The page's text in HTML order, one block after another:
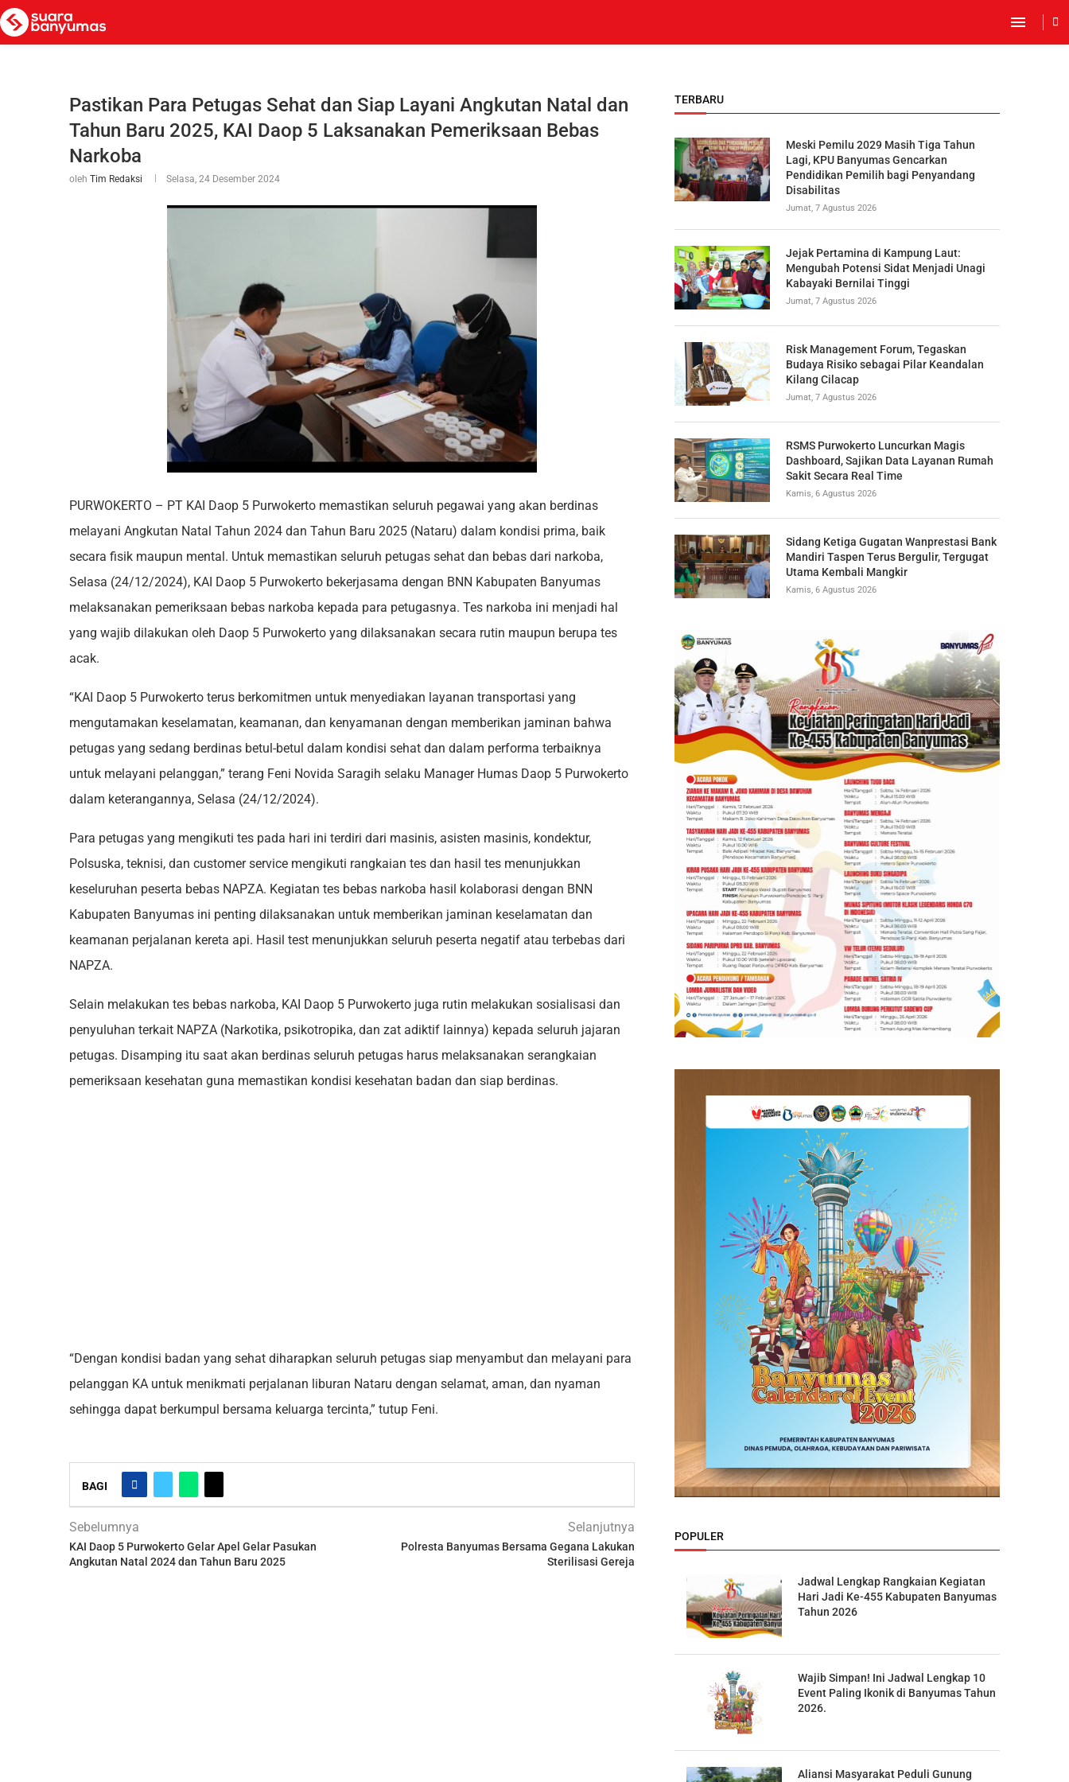
Pastikan Para Petugas Sehat dan Siap Layani Angkutan Natal dan
Tahun Baru 2025, KAI Daop 5 Laksanakan Pemeriksaan Bebas
Narkoba
oleh Tim Redaksi Selasa, 24 Desember 2024
PURWOKERTO – PT KAI Daop 5 Purwokerto memastikan seluruh pegawai yang akan berdinas
melayani Angkutan Natal Tahun 2024 dan Tahun Baru 2025 (Nataru) dalam kondisi prima, baik
secara fisik maupun mental. Untuk memastikan seluruh petugas sehat dan bebas dari narkoba,
Selasa (24/12/2024), KAI Daop 5 Purwokerto bekerjasama dengan BNN Kabupaten Banyumas
melaksanakan pemeriksaan bebas narkoba kepada para petugasnya. Tes narkoba ini menjadi hal
yang wajib dilakukan oleh Daop 5 Purwokerto yang dilaksanakan secara rutin maupun berupa tes
acak.
“KAI Daop 5 Purwokerto terus berkomitmen untuk menyediakan layanan transportasi yang
mengutamakan keselamatan, keamanan, dan kenyamanan dengan memberikan jaminan bahwa
petugas yang sedang berdinas betul-betul dalam kondisi sehat dan dalam performa terbaiknya
untuk melayani pelanggan,” terang Feni Novida Saragih selaku Manager Humas Daop 5 Purwokerto
dalam keterangannya, Selasa (24/12/2024).
Para petugas yang mengikuti tes pada hari ini terdiri dari masinis, asisten masinis, kondektur,
Polsuska, teknisi, dan customer service mengikuti rangkaian tes dan hasil tes menunjukkan
keseluruhan peserta bebas NAPZA. Kegiatan tes bebas narkoba hasil kolaborasi dengan BNN
Kabupaten Banyumas ini penting dilaksanakan untuk memberikan jaminan keselamatan dan
keamanan perjalanan kereta api. Hasil test menunjukkan seluruh peserta negatif atau terbebas dari
NAPZA.
Selain melakukan tes bebas narkoba, KAI Daop 5 Purwokerto juga rutin melakukan sosialisasi dan
penyuluhan terkait NAPZA (Narkotika, psikotropika, dan zat adiktif lainnya) kepada seluruh jajaran
petugas. Disamping itu saat akan berdinas seluruh petugas harus melaksanakan serangkaian
pemeriksaan kesehatan guna memastikan kondisi kesehatan badan dan siap berdinas.
“Dengan kondisi badan yang sehat diharapkan seluruh petugas siap menyambut dan melayani para
pelanggan KA untuk menikmati perjalanan liburan Nataru dengan selamat, aman, dan nyaman
sehingga dapat berkumpul bersama keluarga tercinta,” tutup Feni.
BAGI
Sebelumnya
KAI Daop 5 Purwokerto Gelar Apel Gelar Pasukan
Angkutan Natal 2024 dan Tahun Baru 2025
Selanjutnya
Polresta Banyumas Bersama Gegana Lakukan
Sterilisasi Gereja
TERBARU
Meski Pemilu 2029 Masih Tiga Tahun
Lagi, KPU Banyumas Gencarkan
Pendidikan Pemilih bagi Penyandang
Disabilitas
Jumat, 7 Agustus 2026
Jejak Pertamina di Kampung Laut:
Mengubah Potensi Sidat Menjadi Unagi
Kabayaki Bernilai Tinggi
Jumat, 7 Agustus 2026
Risk Management Forum, Tegaskan
Budaya Risiko sebagai Pilar Keandalan
Kilang Cilacap
Jumat, 7 Agustus 2026
RSMS Purwokerto Luncurkan Magis
Dashboard, Sajikan Data Layanan Rumah
Sakit Secara Real Time
Kamis, 6 Agustus 2026
Sidang Ketiga Gugatan Wanprestasi Bank
Mandiri Taspen Terus Bergulir, Tergugat
Utama Kembali Mangkir
Kamis, 6 Agustus 2026
POPULER
Jadwal Lengkap Rangkaian Kegiatan
Hari Jadi Ke-455 Kabupaten Banyumas
Tahun 2026
Wajib Simpan! Ini Jadwal Lengkap 10
Event Paling Ikonik di Banyumas Tahun
2026.
Aliansi Masyarakat Peduli Gunung